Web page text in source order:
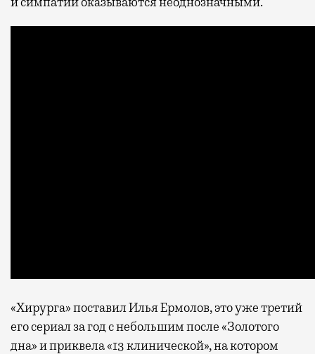
«Хирурга» поставил Илья Ермолов, это уже третий
его сериал за год с небольшим после «Золотого
дна» и приквела «13 клинической», на котором